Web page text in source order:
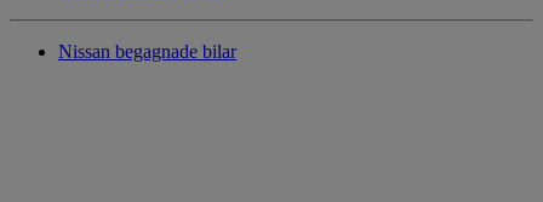
Nissan begagnade bilar